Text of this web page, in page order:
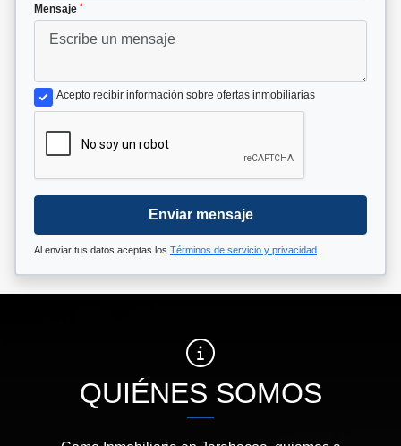
Mensaje *
Acepto recibir información sobre ofertas inmobiliarias
Enviar mensaje
Al enviar tus datos aceptas los Términos de servicio y privacidad
QUIÉNES SOMOS